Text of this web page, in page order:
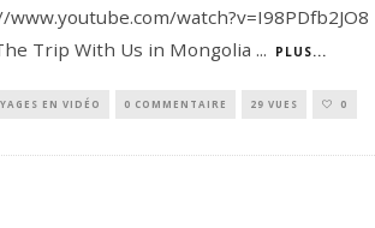
watch?v=I98PDfb2JO8
Trip With Us in Mongolia ... PLUS...
EN VIDÉO 0 COMMENTAIRE 29 VUES 0